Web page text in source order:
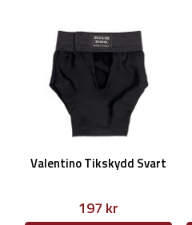
Valentino Tikskydd Svart
197 kr